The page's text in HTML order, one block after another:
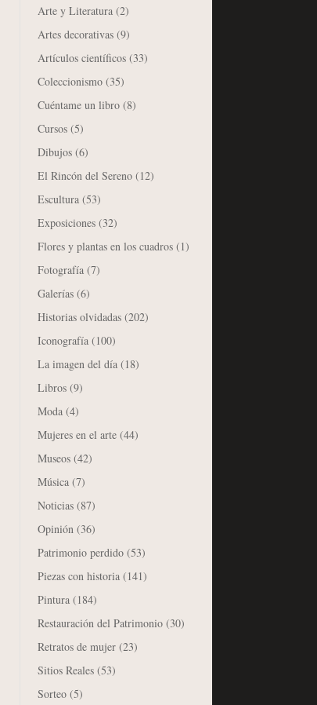
Arte y Literatura (2)
Artes decorativas (9)
Artículos científicos (33)
Coleccionismo (35)
Cuéntame un libro (8)
Cursos (5)
Dibujos (6)
El Rincón del Sereno (12)
Escultura (53)
Exposiciones (32)
Flores y plantas en los cuadros (1)
Fotografía (7)
Galerías (6)
Historias olvidadas (202)
Iconografía (100)
La imagen del día (18)
Libros (9)
Moda (4)
Mujeres en el arte (44)
Museos (42)
Música (7)
Noticias (87)
Opinión (36)
Patrimonio perdido (53)
Piezas con historia (141)
Pintura (184)
Restauración del Patrimonio (30)
Retratos de mujer (23)
Sitios Reales (53)
Sorteo (5)